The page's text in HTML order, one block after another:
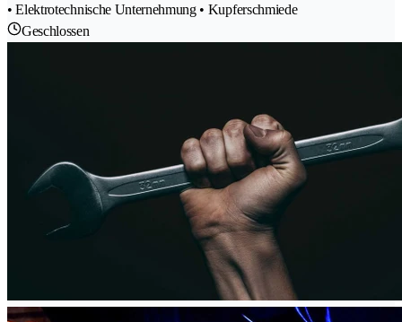
• Elektrotechnische Unternehmung • Kupferschmiede
Geschlossen